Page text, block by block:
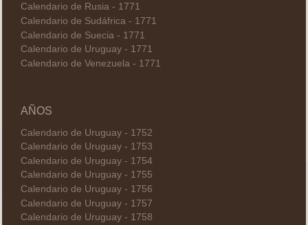
Calendario de Rusia - 1771
Calendario de Sudáfrica - 1771
Calendario de Suecia - 1771
Calendario de Uruguay - 1771
Calendario de Venezuela - 1771
AÑOS
Calendario de Uruguay - 1752
Calendario de Uruguay - 1753
Calendario de Uruguay - 1754
Calendario de Uruguay - 1755
Calendario de Uruguay - 1756
Calendario de Uruguay - 1757
Calendario de Uruguay - 1758